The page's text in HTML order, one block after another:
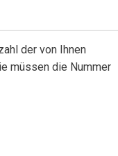
der von Ihnen
müssen die Nummer